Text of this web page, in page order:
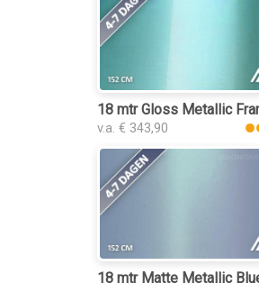
18 mtr Gloss Metallic
v.a. € 343,90
18 mtr Matte Metallic